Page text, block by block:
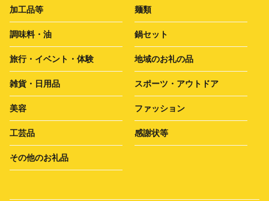
加工品等 麺類
調味料・油 鍋セット
旅行・イベント・体験 地域のお礼の品
雑貨・日用品 スポーツ・アウトドア
美容 ファッション
工芸品 感謝状等
その他のお礼品